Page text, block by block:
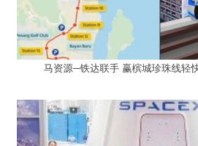
马资源─铁达联手 赢槟城珍珠线轻